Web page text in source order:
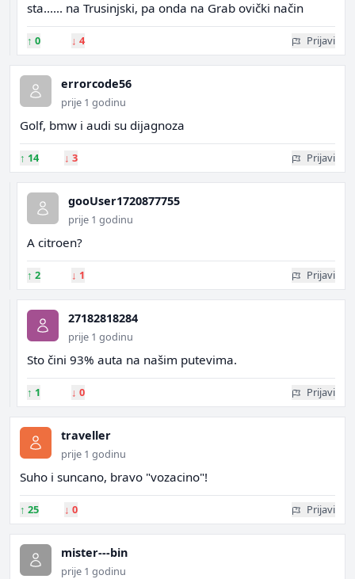
sta...... na Trusinjski, pa onda na Grab ovički način
↑ 0 ↓ 4 Prijavi
errorcode56
prije 1 godinu
Golf, bmw i audi su dijagnoza
↑ 14 ↓ 3 Prijavi
gooUser1720877755
prije 1 godinu
A citroen?
↑ 2 ↓ 1 Prijavi
27182818284
prije 1 godinu
Sto čini 93% auta na našim putevima.
↑ 1 ↓ 0 Prijavi
traveller
prije 1 godinu
Suho i suncano, bravo "vozacino"!
↑ 25 ↓ 0 Prijavi
mister---bin
prije 1 godinu